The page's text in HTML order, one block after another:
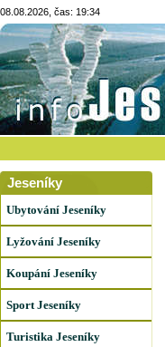
08.08.2026, čas: 19:34
Jeseníky
Ubytování Jeseníky
Lyžování Jeseníky
Koupání Jeseníky
Sport Jeseníky
Turistika Jeseníky